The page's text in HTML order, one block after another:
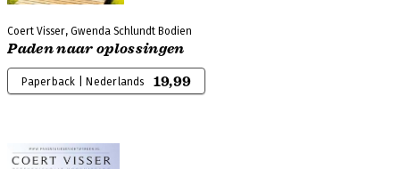
Coert Visser, Gwenda Schlundt Bodien
Paden naar oplossingen
Paperback | Nederlands 19,99